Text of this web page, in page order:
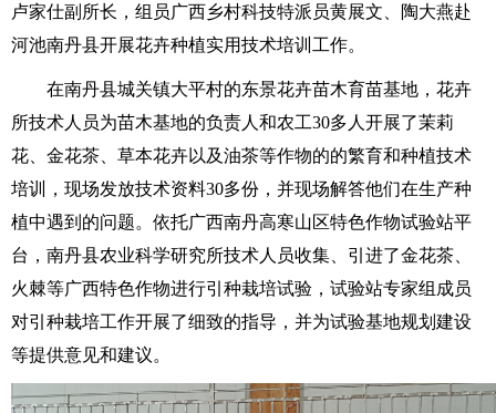
卢家仕副所长，组员广西乡村科技特派员黄展文、陶大燕赴
河池南丹县开展花卉种植实用技术培训工作。
在南丹县城关镇大平村的东景花卉苗木育苗基地，花卉
所技术人员为苗木基地的负责人和农工30多人开展了茉莉
花、金花茶、草本花卉以及油茶等作物的的繁育和种植技术
培训，现场发放技术资料30多份，并现场解答他们在生产种
植中遇到的问题。依托广西南丹高寒山区特色作物试验站平
台，南丹县农业科学研究所技术人员收集、引进了金花茶、
火棘等广西特色作物进行引种栽培试验，试验站专家组成员
对引种栽培工作开展了细致的指导，并为试验基地规划建设
等提供意见和建议。